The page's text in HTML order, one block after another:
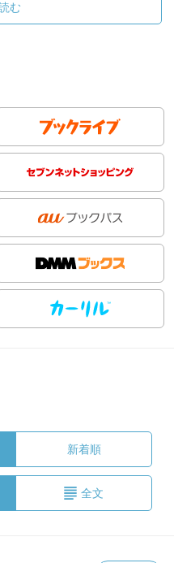
む
新着順
全文